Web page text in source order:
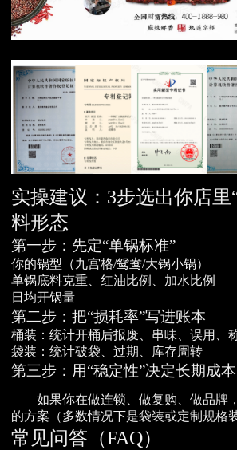
实操建议：3步选出你店里
料形态
第一步：先定“单锅标准”
你的锅型（九宫格/鸳鸯/大锅小锅）
单锅底料克重、红油比例、加水比例
日均开锅量
第二步：把“损耗率”写进账本
桶装：统计开桶后报废、串味、误用、
袋装：统计破袋、过期、库存周转
第三步：用“稳定性”决定长期成本
如果你在做连锁、做复购、做品牌
的方案（多数情况下是袋装或定制规格
常见问答（FAQ）